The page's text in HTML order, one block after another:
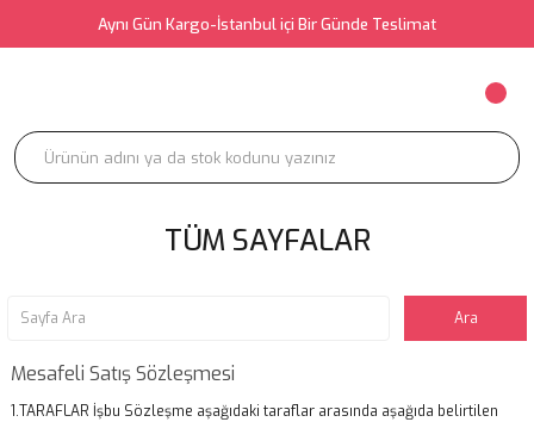
Aynı Gün Kargo-İstanbul içi Bir Günde Teslimat
TÜM SAYFALAR
Mesafeli Satış Sözleşmesi
1.TARAFLAR İşbu Sözleşme aşağıdaki taraflar arasında aşağıda belirtilen